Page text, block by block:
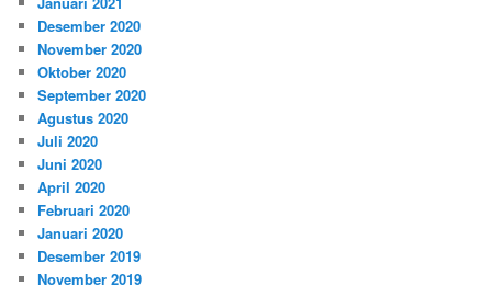
Desember 2020
November 2020
Oktober 2020
September 2020
Agustus 2020
Juli 2020
Juni 2020
April 2020
Februari 2020
Januari 2020
Desember 2019
November 2019